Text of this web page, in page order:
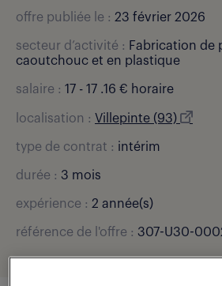
offre publiée le : 23 février 2026
secteur d’activité : Fabrication de
caoutchouc et en plastique
salaire : 17 - 17 .16 € horaire
localisation : Villepinte (93)
type de contrat : intérim
durée : 3 mois
expérience : 2 année(s)
référence de l'offre : 307-U30-